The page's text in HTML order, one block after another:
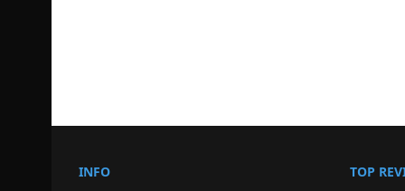
INFO TOP